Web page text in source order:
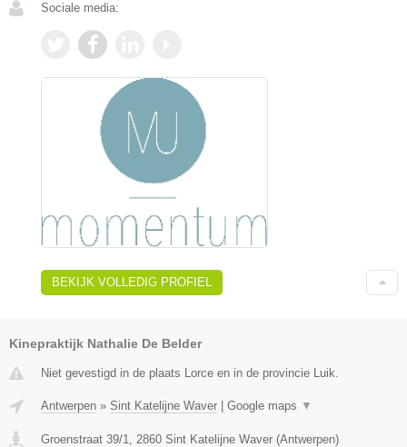
Sociale media:
BEKIJK VOLLEDIG PROFIEL
Kinepraktijk Nathalie De Belder
Niet gevestigd in de plaats Lorce en in de provincie Luik.
Antwerpen » Sint Katelijne Waver | Google maps ▼
Groenstraat 39/1 2860 Sint Katelijne Waver (Antwerpen)